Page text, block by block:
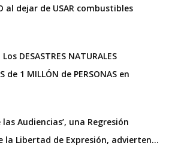
al dejar de USAR combustibles
DESASTRES NATURALES
de 1 MILLÓN de PERSONAS en
Audiencias’, una Regresión
la Libertad de Expresión, advierten…